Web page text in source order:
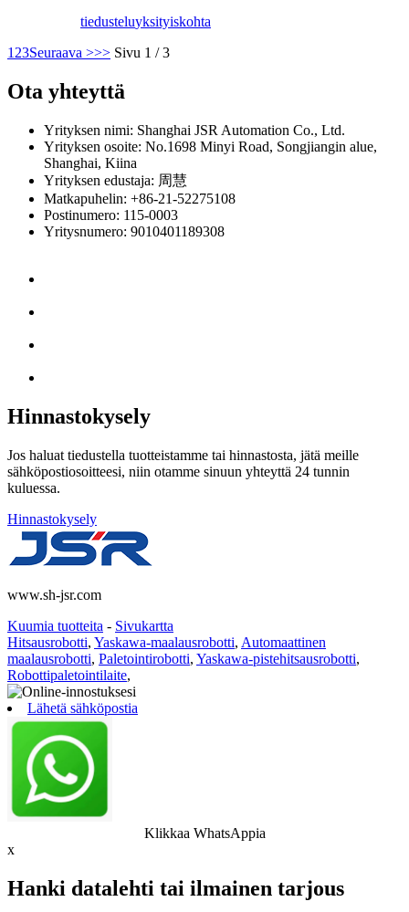
tiedusteluyksityiskohta
1 23Seuraava >>> Sivu 1 / 3
Ota yhteyttä
Yrityksen nimi: Shanghai JSR Automation Co., Ltd.
Yrityksen osoite: No.1698 Minyi Road, Songjiangin alue,
Shanghai, Kiina
Yrityksen edustaja: 周慧
Matkapuhelin: +86-21-52275108
Postinumero: 115-0003
Yritysnumero: 9010401189308
Hinnastokysely
Jos haluat tiedustella tuotteistamme tai hinnastosta, jätä meille
sähköpostiosoitteesi, niin otamme sinuun yhteyttä 24 tunnin
kuluessa.
Hinnastokysely
www.sh-jsr.com
Kuumia tuotteita - Sivukartta
Hitsausrobotti, Yaskawa-maalausrobotti, Automaattinen
maalausrobotti, Paletointirobotti, Yaskawa-pistehitsausrobotti,
Robottipaletointilaite,
Lähetä sähköpostia
Klikkaa WhatsAppia
x
Hanki datalehti tai ilmainen tarjous